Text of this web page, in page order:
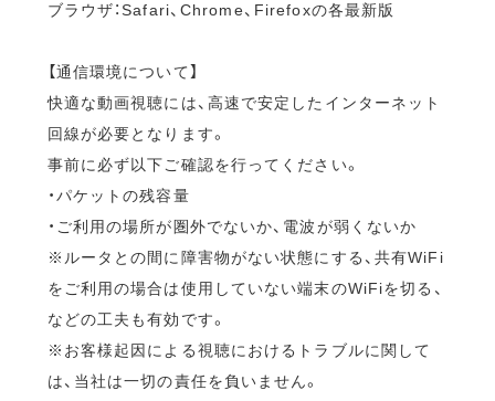
ブラウザ：Safari、Chrome、Firefoxの各最新版
【通信環境について】
快適な動画視聴には、高速で安定したインターネット
回線が必要となります。
事前に必ず以下ご確認を行ってください。
・パケットの残容量
・ご利用の場所が圏外でないか、電波が弱くないか
※ルータとの間に障害物がない状態にする、共有WiFi
をご利用の場合は使用していない端末のWiFiを切る、
などの工夫も有効です。
※お客様起因による視聴におけるトラブルに関して
は、当社は一切の責任を負いません。